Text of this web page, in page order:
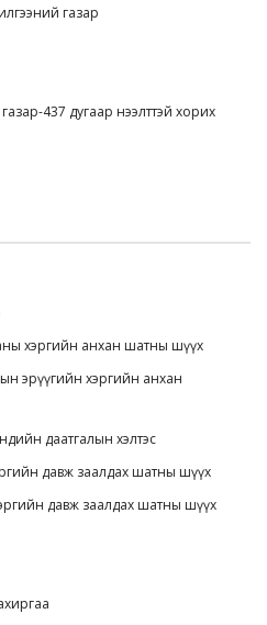
газар
437 дугаар нээлттэй хорих
хэргийн анхан шатны шүүх
эрүүгийн хэргийн анхан
даатгалын хэлтэс
давж заалдах шатны шүүх
давж заалдах шатны шүүх